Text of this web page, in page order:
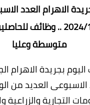
الاهرام العدد
الجمعة 2024/1/19 ..
متوسطة وعليا
بجريدة الاهرام
الاسبوعى العديد من
التجارية